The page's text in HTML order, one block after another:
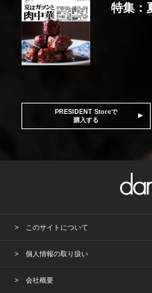
特集：
PRESIDENT Storeで
購入する
このサイトについて
個人情報の取り扱い
会社概要